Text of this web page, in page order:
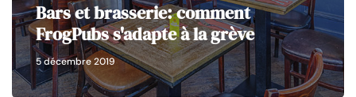
Bars et brasserie: comment
FrogPubs s'adapte à la grève
5 décembre 2019